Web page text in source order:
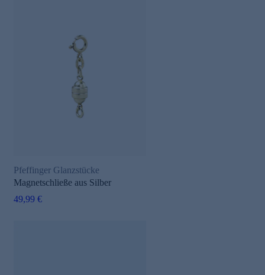
Pfeffinger Glanzstücke
Magnetschließe aus Silber
49,99 €